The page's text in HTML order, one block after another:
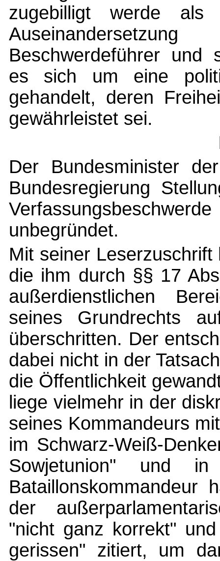
zugebilligt werde
Beschwerdeführer und
es sich um eine
gehandelt, deren
gewährleistet sei.
Der Bundesminister
Bundesregierung
unbegründet.
Mit seiner
die ihm durch §§ 17
außerdienstlichen
seines Grundrechts
überschritten. Der
dabei nicht in der
die Öffentlichkeit
liege vielmehr in der
seines Kommandeurs
im Schwarz-Weiß-
Sowjetunion" und
Bataillonskommandeur
der
"nicht ganz korrekt"
gerissen" zitiert, um